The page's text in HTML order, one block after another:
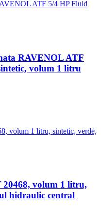
RAVENOL ATF
volum 1 litru
volum 1 litru,
hidraulic central